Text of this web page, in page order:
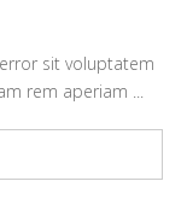
sit voluptatem
rem aperiam ...